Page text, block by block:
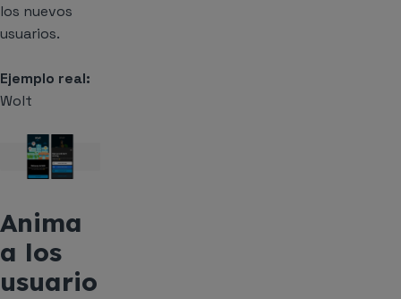
los nuevos
usuarios.
Ejemplo real:
Wolt
Anima
a los
usuario